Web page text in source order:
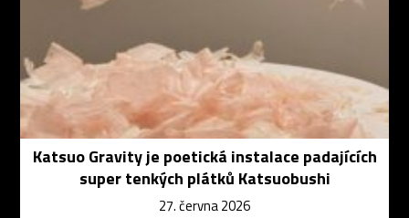
Katsuo Gravity je poetická instalace padajících
super tenkých plátků Katsuobushi
27. června 2026